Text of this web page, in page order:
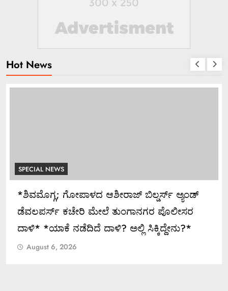
Hot News
SPECIAL NEWS
*ಶಿವಮೊಗ್ಗ; ಗೋಪಾಳದ ಆಶೀರಾಜ್ ಬಿಲ್ಡರ್ಸ್ ಅ್ಯಂಡ್
ಡೆವಲಪರ್ಸ್ ಕಚೇರಿ ಮೇಲೆ ತುಂಗಾನಗರ ಪೊಲೀಸರ
ದಾಳಿ* *ಯಾಕೆ ನಡೆದಿದೆ ದಾಳಿ? ಅಲ್ಲಿ ಸಿಕ್ಕಿದ್ದೇನು?*
August 6, 2026